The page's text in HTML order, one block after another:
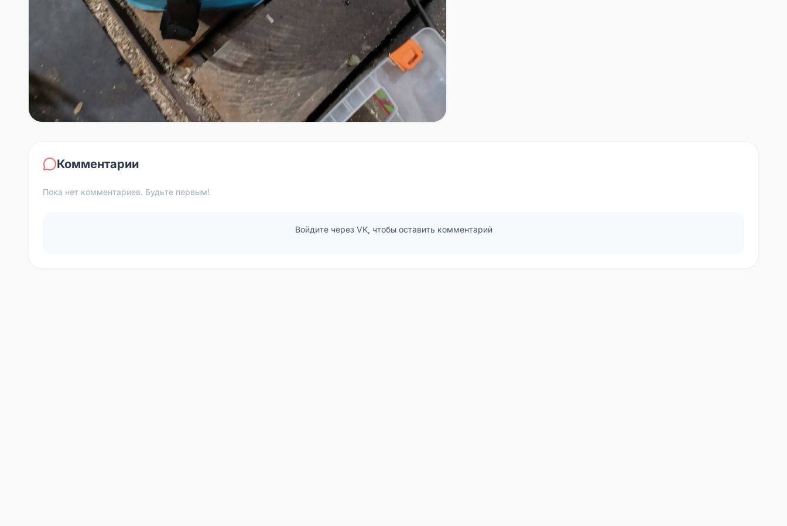
Комментарии
Пока нет комментариев. Будьте первым!
Войдите через VK, чтобы оставить комментарий